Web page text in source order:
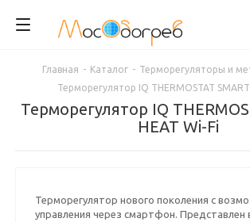
Главная - Каталог - Терморегуляторы и
Терморегулятор IQ THERMOSTAT SMART
Терморегулятор IQ
HEAT Wi-Fi
Терморегулятор нового поколения с
управления через смартфон. Представлен